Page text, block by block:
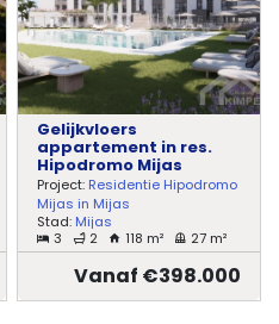
Gelijkvloers
appartement in res.
Hipodromo Mijas
Project: Residentie Hipodromo
Mijas in Mijas
Stad: Mijas
3
2 118 m² 27 m²
Vanaf €398.000